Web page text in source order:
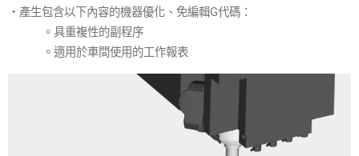
・產生包含以下內容的機器優化、免編輯G代碼：
。具重複性的副程序
。適用於車間使用的工作報表